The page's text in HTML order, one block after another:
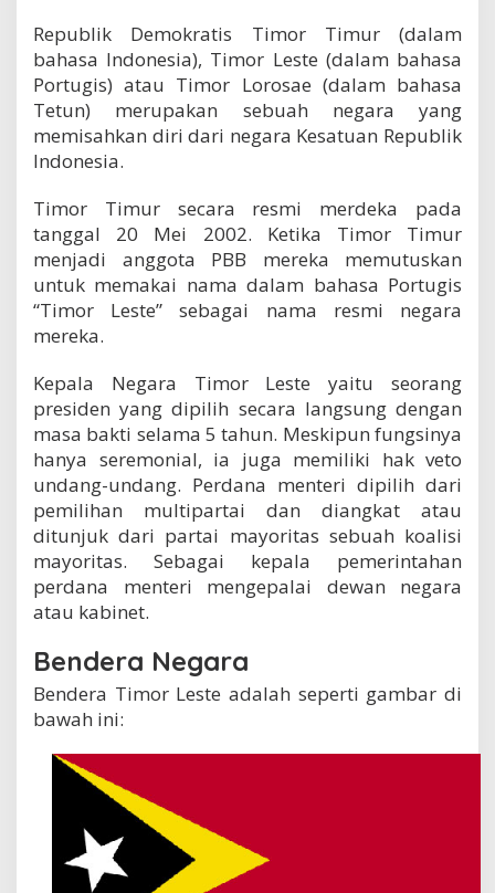
Republik Demokratis Timor Timur (dalam
bahasa Indonesia), Timor Leste (dalam bahasa
Portugis) atau Timor Lorosae (dalam bahasa
Tetun) merupakan sebuah negara yang
memisahkan diri dari negara Kesatuan Republik
Indonesia.
Timor Timur secara resmi merdeka pada
tanggal 20 Mei 2002. Ketika Timor Timur
menjadi anggota PBB mereka memutuskan
untuk memakai nama dalam bahasa Portugis
“Timor Leste” sebagai nama resmi negara
mereka.
Kepala Negara Timor Leste yaitu seorang
presiden yang dipilih secara langsung dengan
masa bakti selama 5 tahun. Meskipun fungsinya
hanya seremonial, ia juga memiliki hak veto
undang-undang. Perdana menteri dipilih dari
pemilihan multipartai dan diangkat atau
ditunjuk dari partai mayoritas sebuah koalisi
mayoritas. Sebagai kepala pemerintahan
perdana menteri mengepalai dewan negara
atau kabinet.
Bendera Negara
Bendera Timor Leste adalah seperti gambar di
bawah ini: